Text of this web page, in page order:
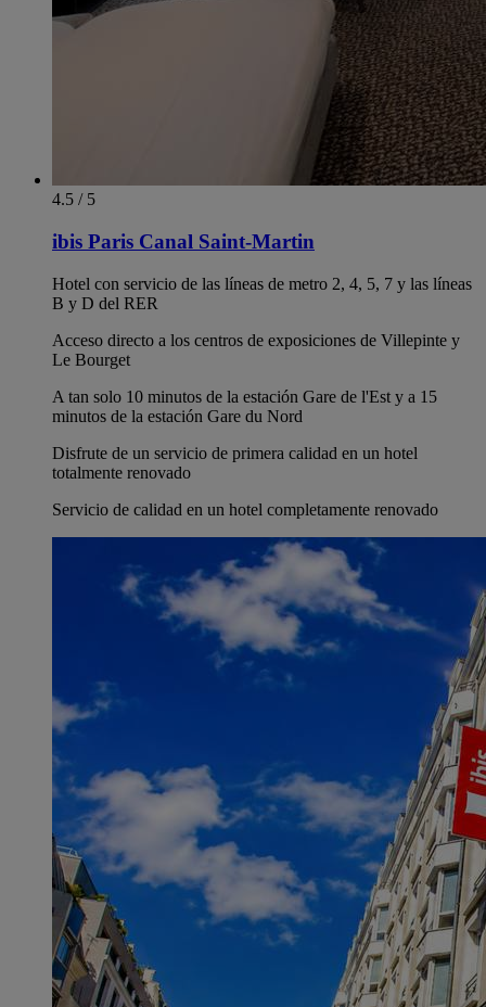
4.5 / 5
ibis Paris Canal Saint-Martin
Hotel con servicio de las líneas de metro 2, 4, 5, 7 y las líneas
B y D del RER
Acceso directo a los centros de exposiciones de Villepinte y
Le Bourget
A tan solo 10 minutos de la estación Gare de l'Est y a 15
minutos de la estación Gare du Nord
Disfrute de un servicio de primera calidad en un hotel
totalmente renovado
Servicio de calidad en un hotel completamente renovado